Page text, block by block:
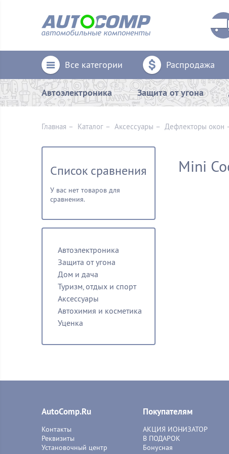
Все категории Распродажа
Автоэлектроника Защита от угона
Главная – Каталог – Аксессуары – Дефлекторы окон
Mini
Список сравнения
У вас нет товаров для
сравнения.
Автоэлектроника
Защита от угона
Дом и дача
Туризм, отдых и спорт
Аксессуары
Автохимия и косметика
Уценка
AutoComp.Ru
Контакты
Реквизиты
Установочный центр
Покупателям
АКЦИЯ ИОНИЗАТОР
В ПОДАРОК
Бонусная